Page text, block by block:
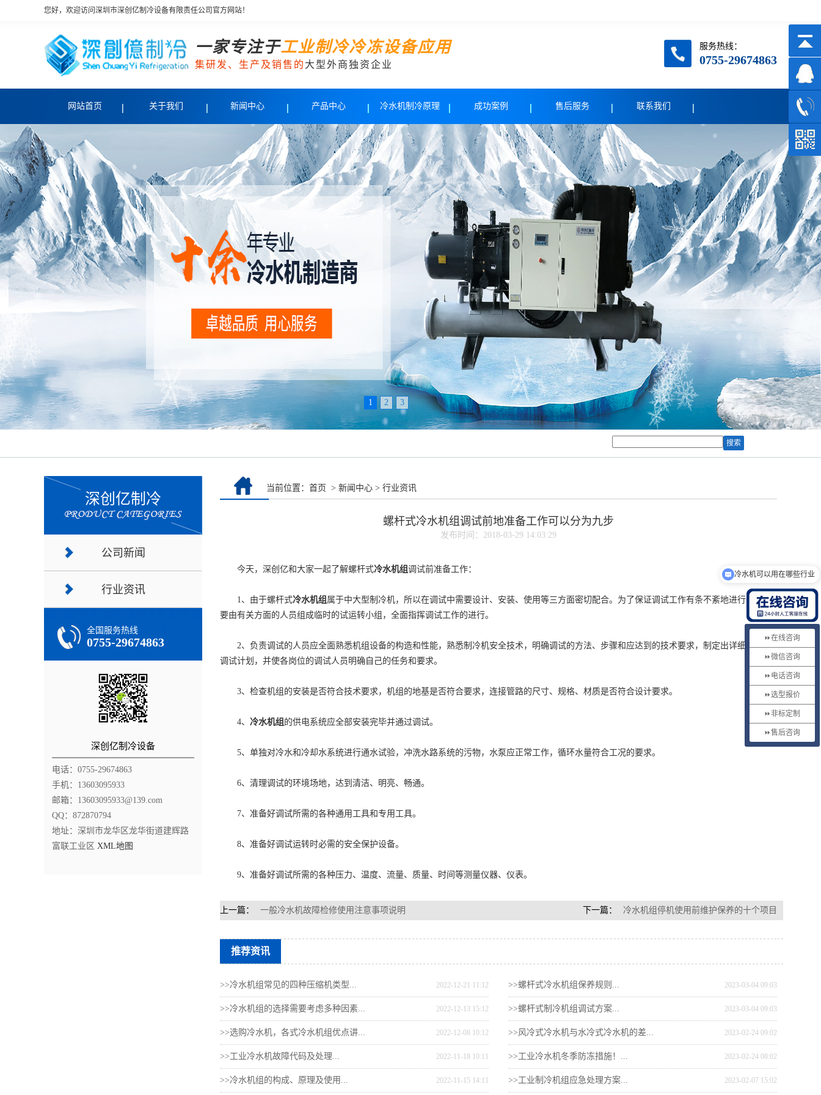
您好，欢迎访问深圳市深创亿制冷设备有限责任公司官方网站！
一家专注于工业制冷冷冻设备应用
集研发、生产及销售的 大型外商独资企业
服务热线：
0755-29674863
网站首页 关于我们 新闻中心 产品中心 冷水机制冷原理 成功案例 售后服务 联系我们
1 2 3
深创亿制冷
公司新闻
行业资讯
全国服务热线
0755-29674863
深创亿制冷设备
电话：0755-29674863
手机：13603095933
邮箱：13603095933@139.com
QQ：872870794
地址：深圳市龙华区龙华街道建辉路
富联工业区 XML地图
当前位置： 首页 > 新闻中心 > 行业资讯
螺杆式冷水机组调试前地准备工作可以分为九步
发布时间：2018-03-29 14:03:29
今天，深创亿和大家一起了解螺杆式冷水机组调试前准备工作：
1、由于螺杆式冷水机组 属于中大型制冷机，所以在调试中需要设计、安装、使用等三方面密切配合。为了保证调试工作有条不紊地进行，有必
要由有关方面的人员组成临时的试运转小组，全面指挥调试工作的进行。
2、负责调试的人员应全面熟悉机组设备的构造和性能，熟悉制冷机安全技术，明确调试的方法、步骤和应达到的技术要求，制定出详细具体的
调试计划，并使各岗位的调试人员明确自己的任务和要求。
3、检查机组的安装是否符合技术要求，机组的地基是否符合要求，连接管路的尺寸、规格、材质是否符合设计要求。
4、 冷水机组 的供电系统应全部安装完毕并通过调试。
5、单独对冷水和冷却水系统进行通水试验，冲洗水路系统的污物，水泵应正常工作，循环水量符合工况的要求。
6、清理调试的环境场地，达到清洁、明亮、畅通。
7、准备好调试所需的各种通用工具和专用工具。
8、准备好调试运转时必需的安全保护设备。
9、准备好调试所需的各种压力、温度、流量、质量、时间等测量仪器、仪表。
上一篇： 一般冷水机故障检修使用注意事项说明 下一篇： 冷水机组停机使用前维护保养的十个项目
推荐资讯
>>冷水机组常见的四种压缩机类型... 2022-12-21 11:12
>>冷水机组的选择需要考虑多种因素... 2022-12-13 15:12
>>选购冷水机，各式冷水机组优点讲... 2022-12-08 10:12
>>工业冷水机故障代码及处理... 2022-11-18 10:11
>>冷水机组的构成、原理及使用... 2022-11-15 14:11
>>螺杆式冷水机组保养规则... 2023-03-04 09:03
>>螺杆式制冷机组调试方案... 2023-03-04 09:03
>>风冷式冷水机与水冷式冷水机的差... 2023-02-24 09:02
>>工业冷水机冬季防冻措施！... 2023-02-24 08:02
>>工业制冷机组应急处理方案... 2023-02-07 15:02
⏩在线咨询
⏩微信咨询
⏩电话咨询
⏩选型报价
⏩非标定制
⏩售后咨询
冷水机可以用在哪些行业